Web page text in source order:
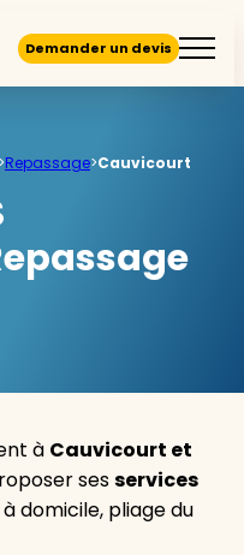
Demander un devis
>Repassage>Cauvicourt
à Cauvicourt et
sesservices
domicile, pliage du